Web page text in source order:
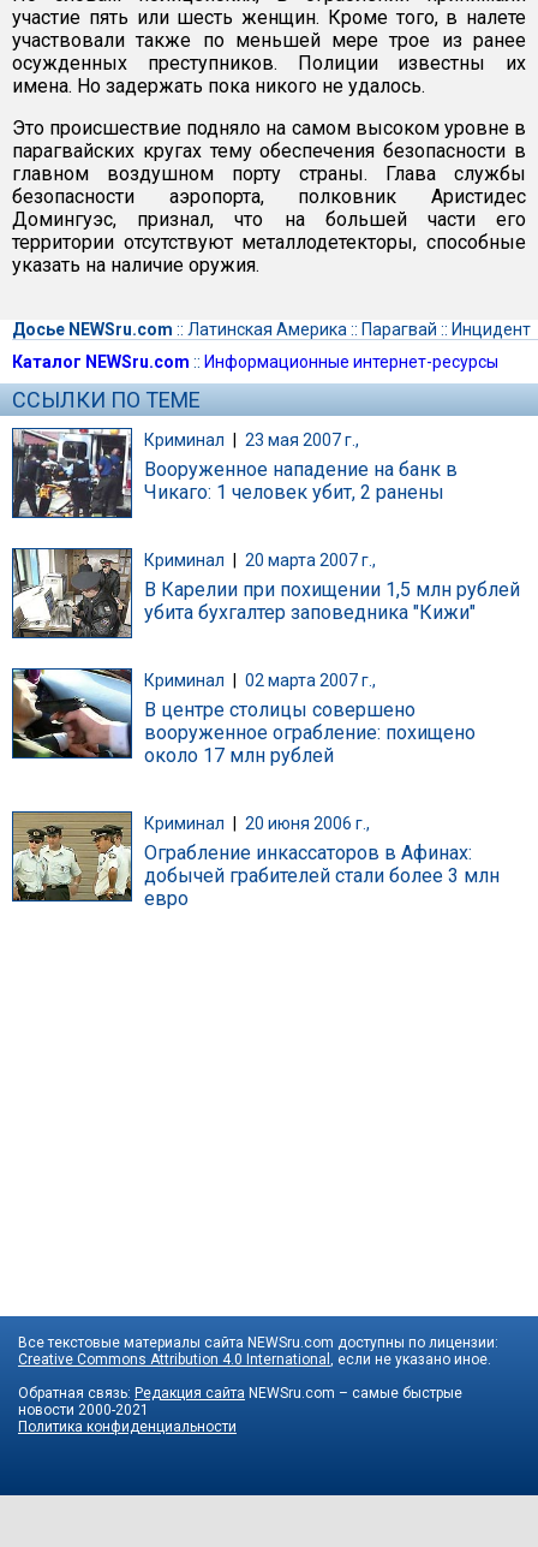
участие пять или шесть женщин. Кроме того, в налете
участвовали также по меньшей мере трое из ранее
осужденных преступников. Полиции известны их
имена. Но задержать пока никого не удалось.
Это происшествие подняло на самом высоком уровне в
парагвайских кругах тему обеспечения безопасности в
главном воздушном порту страны. Глава службы
безопасности аэропорта, полковник Аристидес
Домингуэс, признал, что на большей части его
территории отсутствуют металлодетекторы, способные
указать на наличие оружия.
Досье NEWSru.com :: Латинская Америка :: Парагвай :: Инцидент
Каталог NEWSru.com :: Информационные интернет-ресурсы
ССЫЛКИ ПО ТЕМЕ
Криминал | 23 мая 2007 г.,
Вооруженное нападение на банк в
Чикаго: 1 человек убит, 2 ранены
Криминал 20 марта 2007 г.,
В Карелии при похищении 1,5 млн рублей
убита бухгалтер заповедника "Кижи"
Криминал 02 марта 2007 г.,
В центре столицы совершено
вооруженное ограбление: похищено
около 17 млн рублей
Криминал 20 июня 2006 г.,
Ограбление инкассаторов в Афинах:
добычей грабителей стали более 3 млн
евро
Все текстовые материалы сайта NEWSru.com доступны по лицензии:
Creative Commons Attribution 4.0 International
, если не указано иное.
Обратная связь: Редакция сайта NEWSru.com – самые быстрые
новости 2000-2021
Политика конфиденциальности